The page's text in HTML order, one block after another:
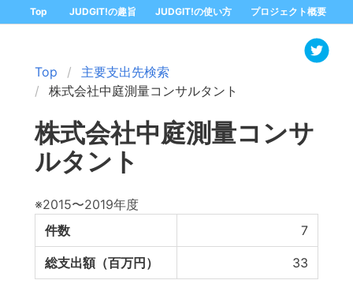
Top JUDGIT!の趣旨 JUDGIT!の使い方 プロジェクト概要
Top
主要支出先検索
株式会社中庭測量コンサルタント
株式会社中庭測量コンサ
ルタント
※2015〜2019年度
件数
7
総支出額（百万円） 33